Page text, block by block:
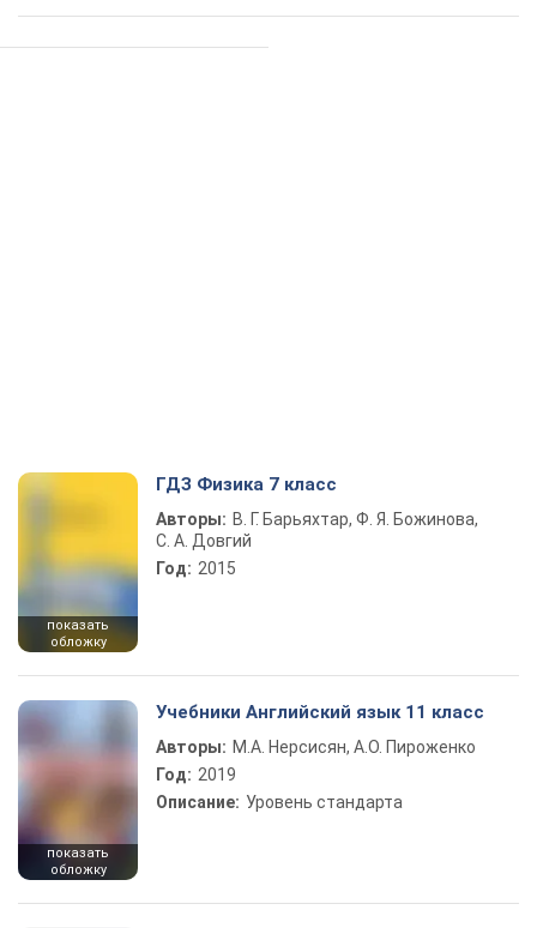
показать
обложку
ГДЗ Физика 7 класс
Авторы: В. Г. Барьяхтар, Ф. Я. Божинова,
С. А. Довгий
Год: 2015
показать
обложку
Учебники Английский язык 11 класс
Авторы: М.А. Нерсисян, А.О. Пироженко
Год: 2019
Описание: Уровень стандарта